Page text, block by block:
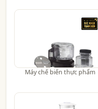
Máy chế biến thực phẩm